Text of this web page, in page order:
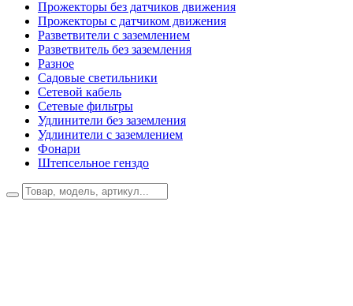
Прожекторы без датчиков движения
Прожекторы с датчиком движения
Разветвители с заземлением
Разветвитель без заземления
Разное
Садовые светильники
Сетевой кабель
Сетевые фильтры
Удлинители без заземления
Удлинители с заземлением
Фонари
Штепсельное генздо